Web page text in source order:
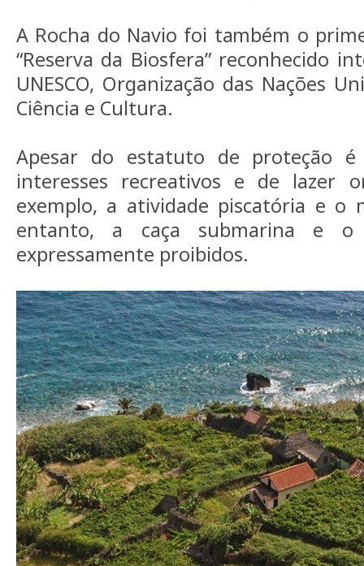
A Rocha do Navio foi também o
“Reserva da Biosfera” reconhecido
UNESCO, Organização das Nações
Ciência e Cultura.
Apesar do estatuto de proteção é
interesses recreativos e de lazer
exemplo, a atividade piscatória e o
entanto, a caça submarina e
expressamente proibidos.